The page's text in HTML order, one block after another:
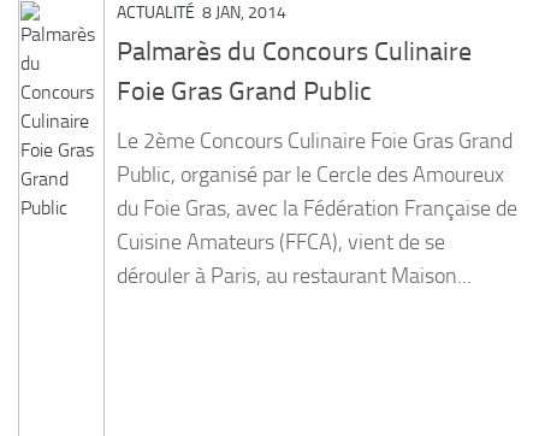
ACTUALITÉ 8 JAN, 2014
Palmarès du Concours Culinaire
Foie Gras Grand Public
Le 2ème Concours Culinaire Foie Gras Grand
Public, organisé par le Cercle des Amoureux
du Foie Gras, avec la Fédération Française de
Cuisine Amateurs (FFCA), vient de se
dérouler à Paris, au restaurant Maison...